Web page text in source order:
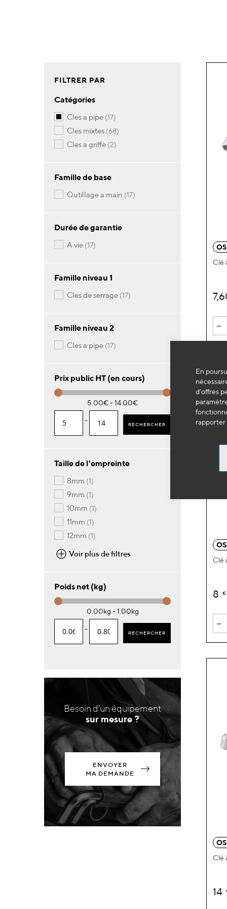
En
d’offres
rapporter
Clé
-
Clé
8 €
-
Clé
14
FILTRER PAR
Catégories
cles a pipe 17articles
cles mixtes 68articles
cles a griffe 2articles
Famille de base
outillage a main 17articles
Durée de garantie
à vie 17articles
Famille niveau 1
cles de serrage 17articles
Famille niveau 2
cles a pipe 17articles
Prix public HT (en cours)
5.00€ - 14.00€
- RECHERCHER
Taille de l'empreinte
8mm 1article
9mm 1article
10mm 1article
11mm 1article
12mm 1article
Voir plus de filtres
Poids net (kg)
0.00kg - 1.00kg
- RECHERCHER
Besoin d'un équipement
sur mesure ?
ENVOYER
MA DEMANDE